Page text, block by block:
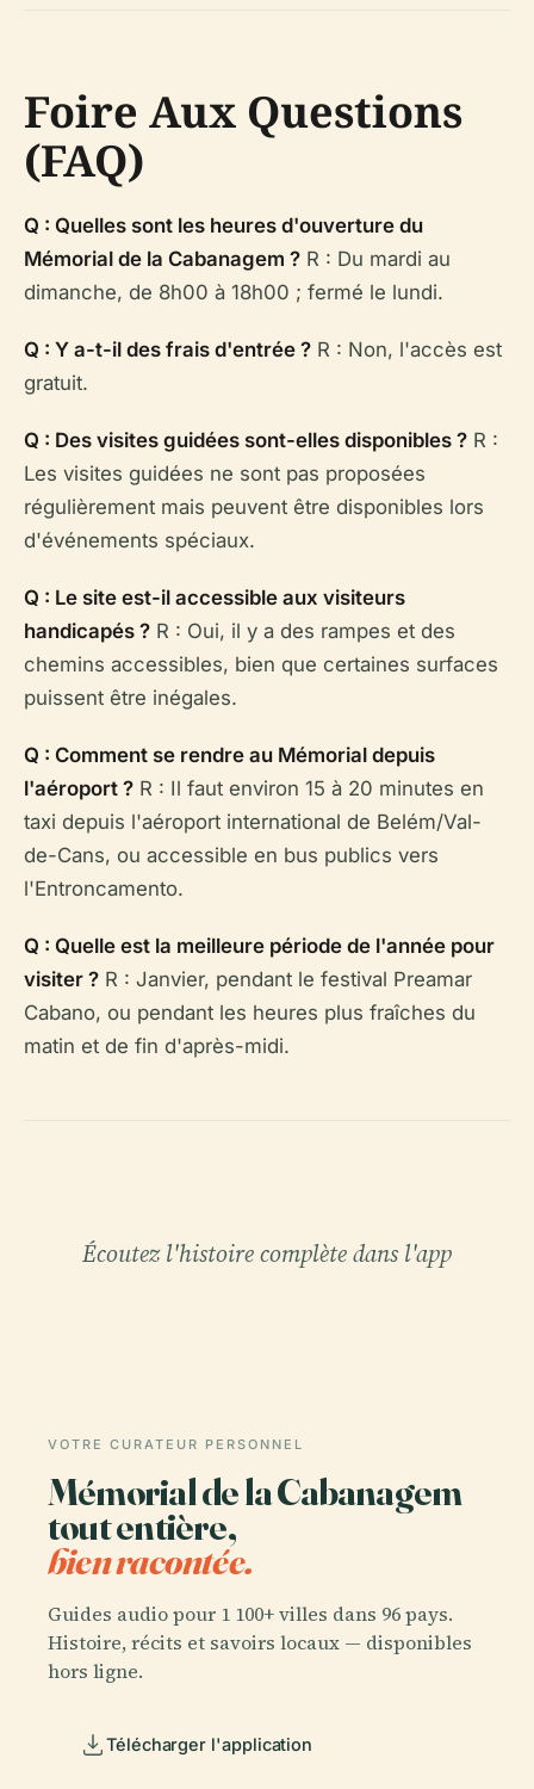
Foire Aux Questions
(FAQ)
Q : Quelles sont les heures d'ouverture du
Mémorial de la Cabanagem ? R : Du mardi au
dimanche, de 8h00 à 18h00 ; fermé le lundi.
Q : Y a-t-il des frais d'entrée ? R : Non, l'accès est
gratuit.
Q : Des visites guidées sont-elles disponibles ? R :
Les visites guidées ne sont pas proposées
régulièrement mais peuvent être disponibles lors
d'événements spéciaux.
Q : Le site est-il accessible aux visiteurs
handicapés ? R : Oui, il y a des rampes et des
chemins accessibles, bien que certaines surfaces
puissent être inégales.
Q : Comment se rendre au Mémorial depuis
l'aéroport ? R : Il faut environ 15 à 20 minutes en
taxi depuis l'aéroport international de Belém/Val-
de-Cans, ou accessible en bus publics vers
l'Entroncamento.
Q : Quelle est la meilleure période de l'année pour
visiter ? R : Janvier, pendant le festival Preamar
Cabano, ou pendant les heures plus fraîches du
matin et de fin d'après-midi.
Écoutez l'histoire complète dans l'app
VOTRE CURATEUR PERSONNEL
Mémorial de la Cabanagem
tout entière,
bien racontée.
Guides audio pour 1 100+ villes dans 96 pays.
Histoire, récits et savoirs locaux — disponibles
hors ligne.
Télécharger l'application